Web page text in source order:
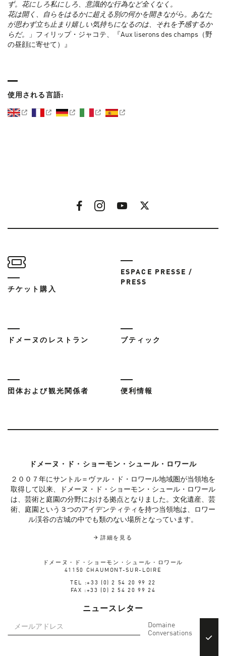
ず。花にしろ私にしろ、意識的な行為など全くなく。
花は開く、自らをはるかに超える別の何かを開きながら。あなた
が思わず立ち止まり嬉しい気持ちになるのは、それを予感するか
らだ。
」フィリップ・ジャコテ、『Aux liserons des champs（野
の昼顔に寄せて）』
使用される言語:
チケット購入
ESPACE PRESSE /
PRESS
ドメーヌのレストラン ブティック
団体および観光関係者 便利情報
ドメーヌ・ド・ショーモン・シュール・ロワール
２００７年にサントル＝ヴァル・ド・ロワール地域圏が当領地を
取得して以来、ドメーヌ・ド・ショーモン・シュール・ロワール
は、芸術と庭園の分野における拠点となりました。文化遺産、芸
術、庭園という３つのアイデンティティを持つ当領地は、ロワー
ル渓谷の古城の中でも類のない場所となっています。
詳細を見る
ドメーヌ・ド・ショーモン・シュール・ロワール
41150 CHAUMONT-SUR-LOIRE
TEL :+33 (0) 2 54 20 99 22
FAX :+33 (0) 2 54 20 99 24
ニュースレター